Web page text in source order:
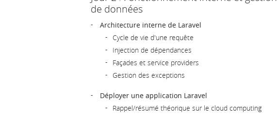
de données
Architecture interne de Laravel
Cycle de vie d'une requête
Injection de dépendances
Façades et service providers
Gestion des exceptions
Déployer une application Laravel
Rappel/résumé théorique sur le cloud computing